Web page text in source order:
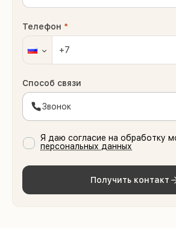
Телефон *
Способ связи
Звонок
Я даю согласие на обработку
персональных данных
Получить контакт